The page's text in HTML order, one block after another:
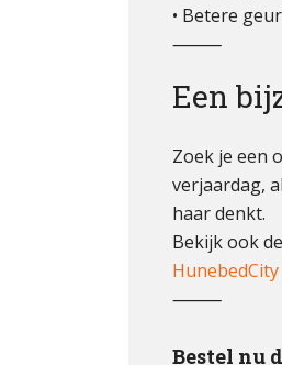
• Betere
⸻
Een
Zoek je een
verjaardag,
haar denkt.
Bekijk ook
HunebedCity
⸻
Bestel nu